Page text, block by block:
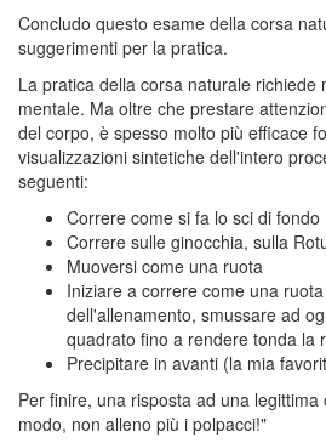
Concludo questo esame della corsa
suggerimenti per la pratica.
La pratica della corsa naturale richiede
mentale. Ma oltre che prestare
del corpo, è spesso molto più efficace
visualizzazioni sintetiche dell'intero
seguenti:
Correre come si fa lo sci di fondo
Correre sulle ginocchia, sulla
Muoversi come una ruota
Iniziare a correre come una
dell'allenamento, smussare ad
quadrato fino a rendere tonda la
Precipitare in avanti (la mia
Per finire, una risposta ad una
modo, non alleno più i polpacci!"